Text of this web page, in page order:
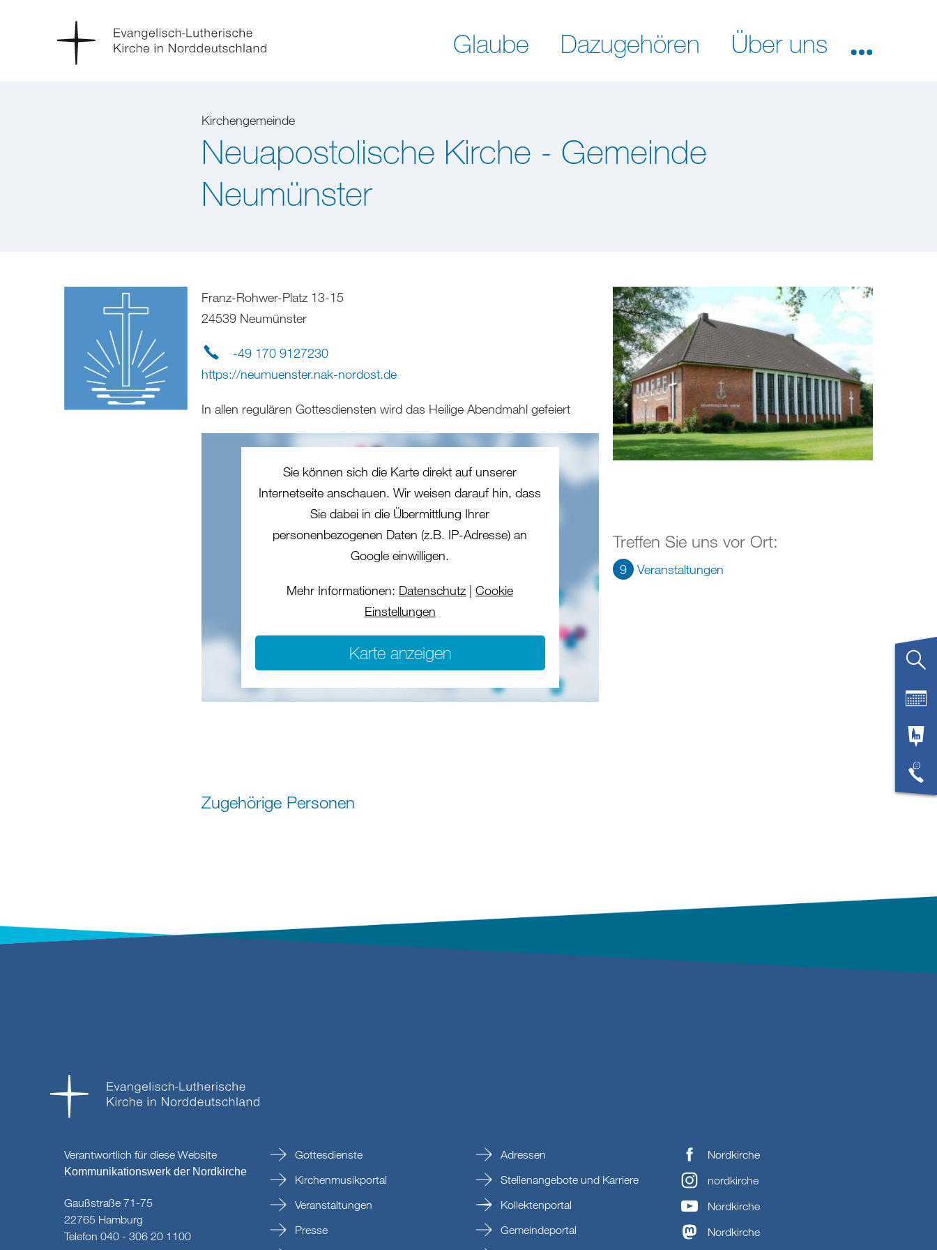
Glaube Dazugehören Über uns
Kirchengemeinde
Neuapostolische Kirche - Gemeinde
Neumünster
Franz-Rohwer-Platz 13-15
24539 Neumünster
-49 170 9127230
https://neumuenster.nak-nordost.de
In allen regulären Gottesdiensten wird das Heilige Abendmahl gefeiert
Sie können sich die Karte direkt auf unserer
Internetseite anschauen. Wir weisen darauf hin, dass
Sie dabei in die Übermittlung Ihrer
personenbezogenen Daten (z.B. IP-Adresse) an
Google einwilligen.
Mehr Informationen: Datenschutz |Cookie
Einstellungen
Karte anzeigen
Treffen Sie uns vor Ort:
9 Veranstaltungen
Zugehörige Personen
Verantwortlich für diese Website
Kommunikationswerk der Nordkirche
Gaußstraße 71-75
22765 Hamburg
Telefon 040 - 306 20 1100
Gottesdienste
Kirchenmusikportal
Veranstaltungen
Presse
Adressen
Stellenangebote und Karriere
Kollektenportal
Gemeindeportal
Nordkirche
nordkirche
Nordkirche
Nordkirche